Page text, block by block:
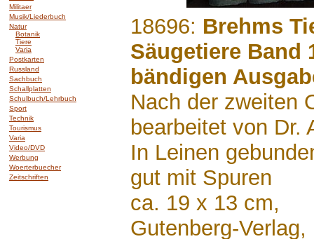
Militaer
Musik/Liederbuch
Natur
Botanik
Tiere
Varia
Postkarten
Russland
Sachbuch
Schallplatten
Schulbuch/Lehrbuch
Sport
Technik
Tourismus
Varia
Video/DVD
Werbung
Woerterbuecher
Zeitschriften
18696: Brehms
Säugetiere Band
bändigen
Nach der zweiten
bearbeitet von Dr.
In Leinen
gut mit Spuren
ca. 19 x 13 cm,
Gutenberg-